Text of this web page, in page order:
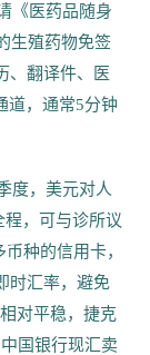
《医药品随身
生殖药物免签
、翻译件、医
道，通常5分钟
度，美元对人
，可与诊所议
种的信用卡，
时汇率，避免
对平稳，捷克
国银行现汇卖